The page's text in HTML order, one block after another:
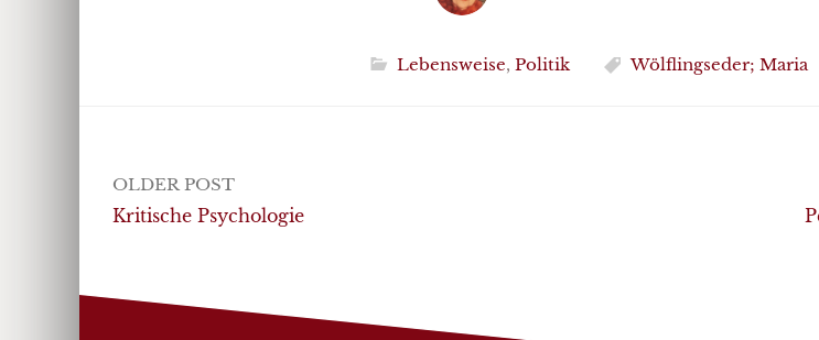
Lebensweise, Politik Wölflingseder; Maria
Post
navigation
OLDER POST
Kritische Psychologie